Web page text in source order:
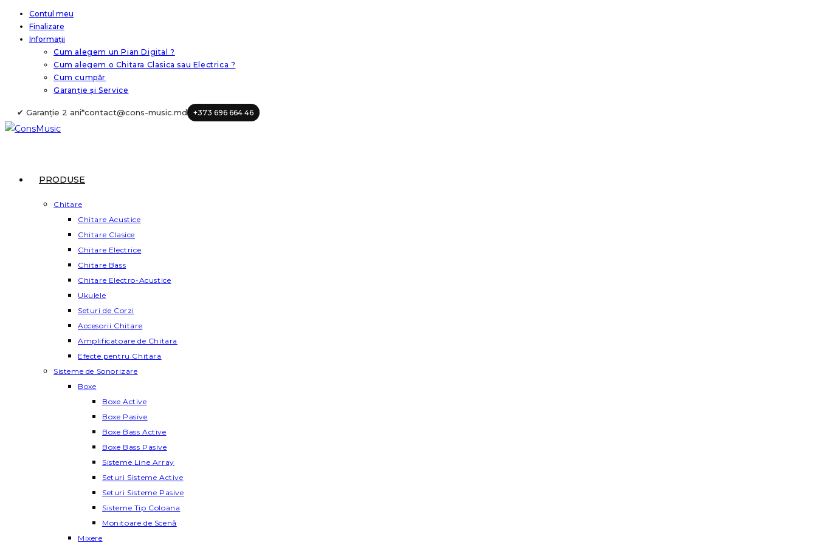
Skip
content
Contul meu
Finalizare
Informații
Cum alegem un Pian Digital ?
Cum alegem o Chitara Clasica sau Electrica ?
Cum cumpăr
Garanție și Service
✔ Garanție 2 ani*contact@cons-music.md +373 696 664 46
PRODUSE
Chitare
Chitare Acustice
Chitare Clasice
Chitare Electrice
Chitare Bass
Chitare Electro-Acustice
Ukulele
Seturi de Corzi
Accesorii Chitare
Amplificatoare de Chitara
Efecte pentru Chitara
Sisteme de Sonorizare
Boxe
Boxe Active
Boxe Pasive
Boxe Bass Active
Boxe Bass Pasive
Sisteme Line Array
Seturi Sisteme Active
Seturi Sisteme Pasive
Sisteme Tip Coloana
Monitoare de Scenă
Mixere